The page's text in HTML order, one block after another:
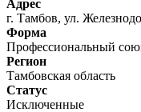
Адрес
г. Тамбов, ул.
Форма
Профессиональный
Регион
Тамбовская область
Статус
Исключенные